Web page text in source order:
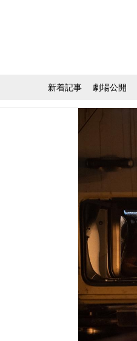
新着記事 劇場公開